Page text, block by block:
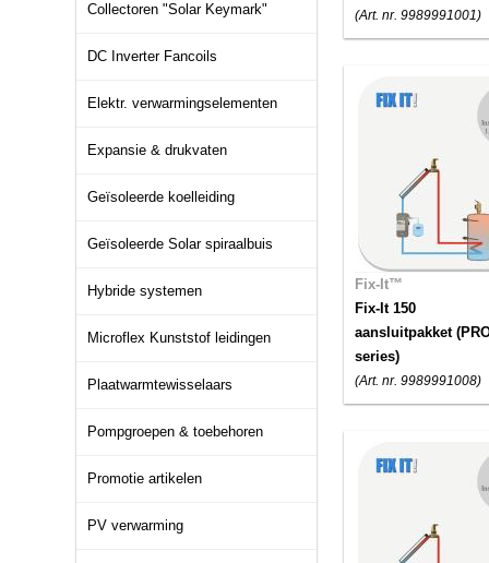
Collectoren "Solar Keymark"
DC Inverter Fancoils
Elektr. verwarmingselementen
Expansie & drukvaten
Geïsoleerde koelleiding
Geïsoleerde Solar spiraalbuis
Hybride systemen
Microflex Kunststof leidingen
Plaatwarmtewisselaars
Pompgroepen & toebehoren
Promotie artikelen
PV verwarming
(Art. nr. 9989991001)
Fix-It™
Fix-It 150
aansluitpakket
series)
(Art. nr. 9989991008)